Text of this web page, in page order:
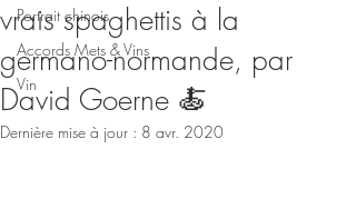
Portrait chinois
Accords Mets & Vins
Vin
vrais spaghettis à la
germano-normande, par
David Goerne 🍝
Dernière mise à jour : 8 avr. 2020